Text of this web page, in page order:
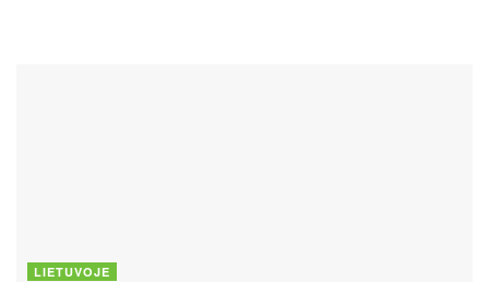
LIETUVOJE